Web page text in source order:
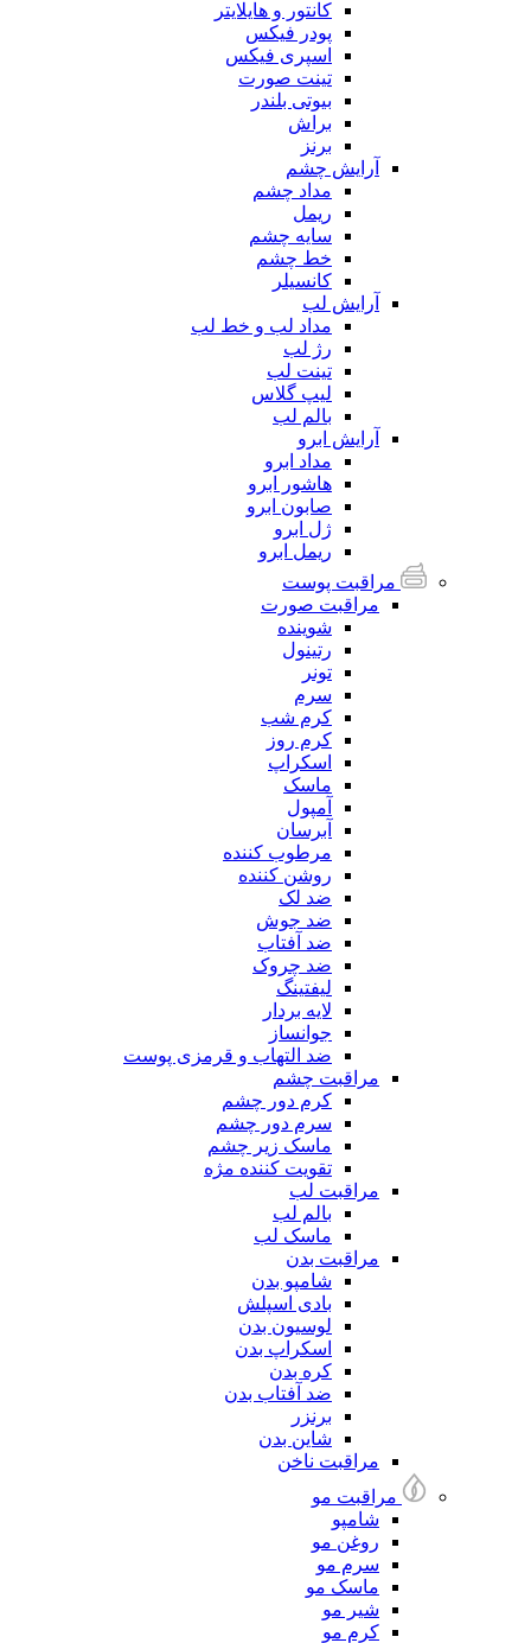
کانتور و هایلایتر
پودر فیکس
اسپری فیکس
تینت صورت
بیوتی بلندر
براش
برنز
آرایش چشم
مداد چشم
ریمل
سایه چشم
خط چشم
کانسیلر
آرایش لب
مداد لب و خط لب
رژ لب
تینت لب
لیپ گلاس
بالم لب
آرایش ابرو
مداد ابرو
هاشور ابرو
صابون ابرو
ژل ابرو
ریمل ابرو
مراقبت پوست
مراقبت صورت
شوینده
رتینول
تونر
سرم
کرم شب
کرم روز
اسکراپ
ماسک
آمپول
آبرسان
مرطوب کننده
روشن کننده
ضد لک
ضد جوش
ضد آفتاب
ضد چروک
لیفتینگ
لایه بردار
جوانساز
ضد التهاب و قرمزی پوست
مراقبت چشم
کرم دور چشم
سرم دور چشم
ماسک زیر چشم
تقویت کننده مژه
مراقبت لب
بالم لب
ماسک لب
مراقبت بدن
شامپو بدن
بادی اسپلش
لوسیون بدن
اسکراپ بدن
کره بدن
ضد آفتاب بدن
برنزر
شاین بدن
مراقبت ناخن
مراقبت مو
شامپو
روغن مو
سرم مو
ماسک مو
شیر مو
کرم مو